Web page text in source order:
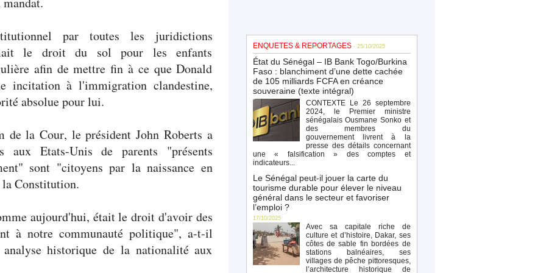
par toutes les juridictions
le droit du sol pour les enfants
afin de mettre fin à ce que Donald
incitation à l'immigration clandestine,
absolue pour lui.
de la Cour, le président John Roberts a
aux Etats-Unis de parents "présents
sont "citoyens par la naissance en
la Constitution.
aujourd'hui, était le droit d'avoir des
à notre communauté politique", a-t-il
historique de la nationalité aux
ENQUETES & REPORTAGES - 25/10/2025
État du Sénégal – IB Bank Togo/Burkina
Faso : blanchiment d’une dette cachée
de 105 milliards FCFA en créance
souveraine (texte intégral)
CONTEXTE Le 26 septembre
2024, le Premier ministre
sénégalais Ousmane Sonko et
des membres du
gouvernement livrent à la
presse des détails concernant
une « falsification » des comptes et
indicateurs...
Le Sénégal peut-il jouer la carte du
tourisme durable pour élever le niveau
général dans le secteur et favoriser
l’emploi ?
17/10/2025
Avec sa capitale riche de
culture et d’histoire, Dakar, ses
côtes de sable fin bordées de
stations balnéaires, ses
villages de pêche pittoresques,
l’architecture historique de